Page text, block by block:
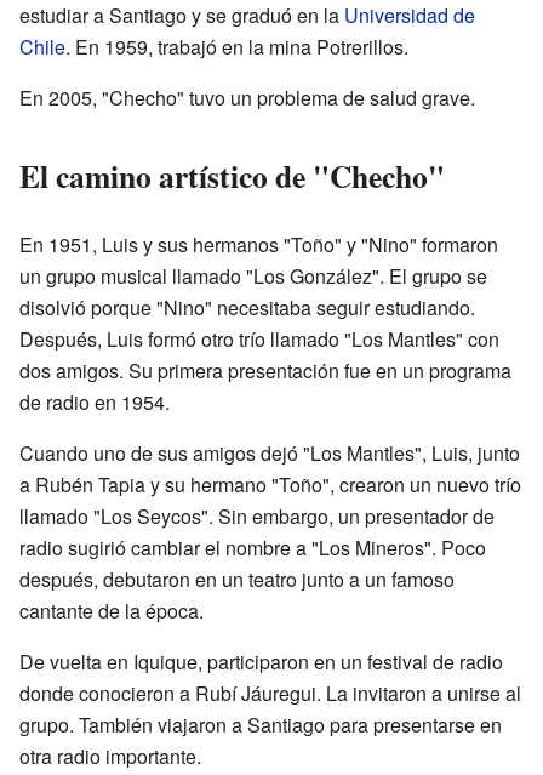
estudiar a Santiago y se graduó en la Universidad de
Chile. En 1959, trabajó en la mina Potrerillos.
En 2005, "Checho" tuvo un problema de salud grave.
El camino artístico de "Checho"
En 1951, Luis y sus hermanos "Toño" y "Nino" formaron
un grupo musical llamado "Los González". El grupo se
disolvió porque "Nino" necesitaba seguir estudiando.
Después, Luis formó otro trío llamado "Los Mantles" con
dos amigos. Su primera presentación fue en un programa
de radio en 1954.
Cuando uno de sus amigos dejó "Los Mantles", Luis, junto
a Rubén Tapia y su hermano "Toño", crearon un nuevo trío
llamado "Los Seycos". Sin embargo, un presentador de
radio sugirió cambiar el nombre a "Los Mineros". Poco
después, debutaron en un teatro junto a un famoso
cantante de la época.
De vuelta en Iquique, participaron en un festival de radio
donde conocieron a Rubí Jáuregui. La invitaron a unirse al
grupo. También viajaron a Santiago para presentarse en
otra radio importante.